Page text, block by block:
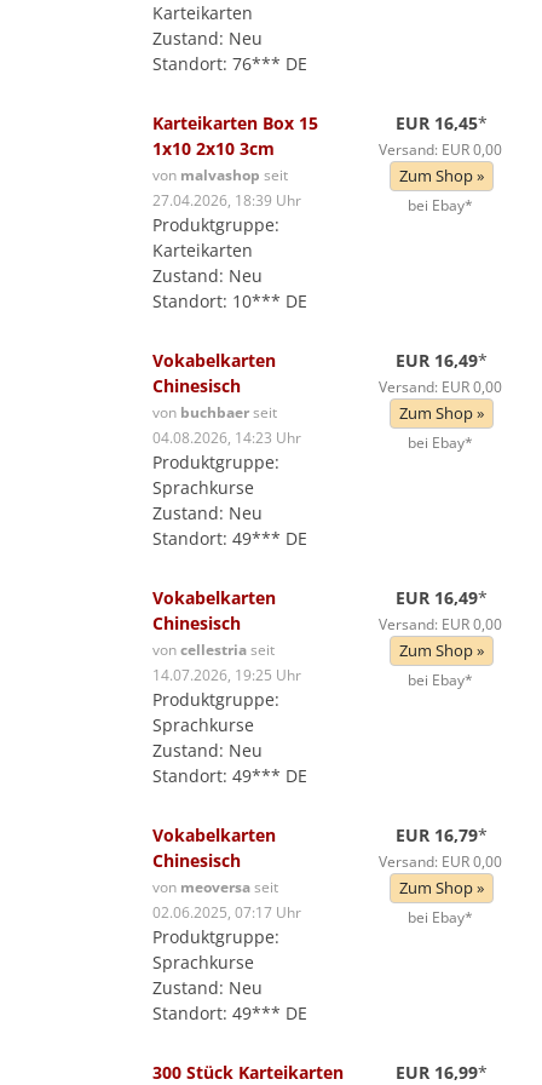
Karteikarten
Zustand: Neu
Standort: 76*** DE
Karteikarten Box 15
1x10 2x10 3cm
von malvashop seit
27.04.2026, 18:39 Uhr
Produktgruppe:
Karteikarten
Zustand: Neu
Standort: 10*** DE
EUR 16,45*
Versand: EUR 0,00
Zum Shop »
bei Ebay*
Vokabelkarten
Chinesisch
von buchbaerseit
04.08.2026, 14:23 Uhr
Produktgruppe:
Sprachkurse
Zustand: Neu
Standort: 49*** DE
EUR 16,49*
Versand: EUR 0,00
Zum Shop »
bei Ebay*
Vokabelkarten
Chinesisch
voncellestriaseit
14.07.2026, 19:25 Uhr
Produktgruppe:
Sprachkurse
Zustand: Neu
Standort: 49*** DE
EUR 16,49*
Versand: EUR 0,00
Zum Shop »
bei Ebay*
Vokabelkarten
Chinesisch
von meoversaseit
02.06.2025, 07:17 Uhr
Produktgruppe:
Sprachkurse
Zustand: Neu
Standort: 49*** DE
EUR 16,79*
Versand: EUR 0,00
Zum Shop »
bei Ebay*
300 Stück Karteikarten
EUR 16,99*